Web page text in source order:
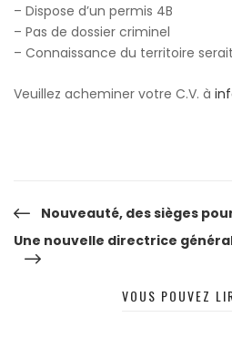
– Dispose d’un permis 4B
– Pas de dossier criminel
– Connaissance du territoire
Veuillez acheminer votre C.V. à
Navigation
de
Nouveauté, des sièges
Une nouvelle directrice
VOUS POUVEZ